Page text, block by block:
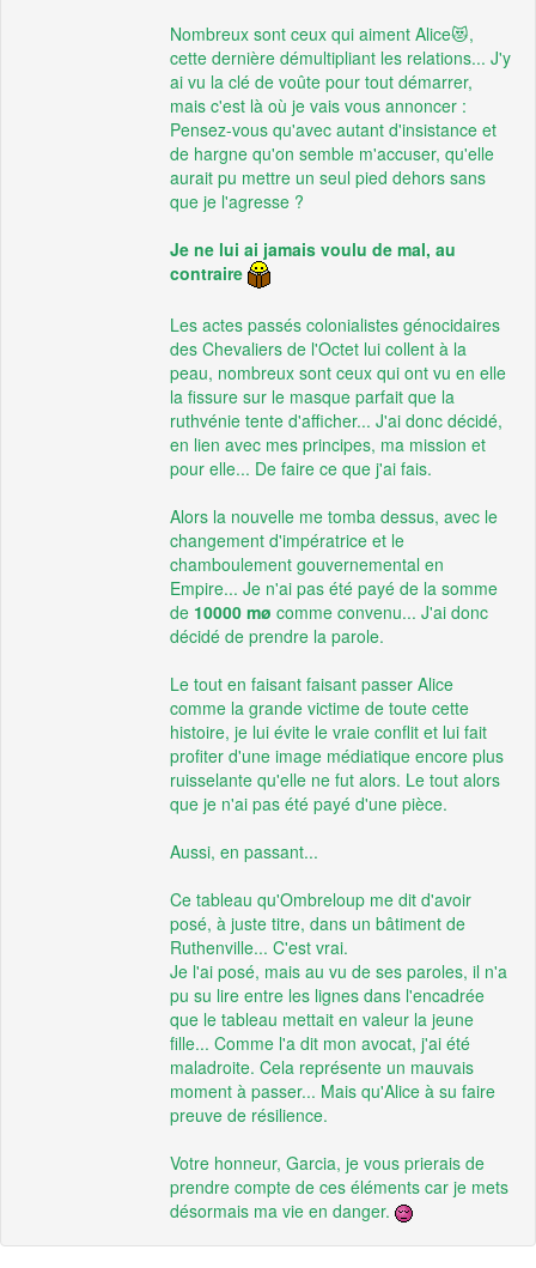
Nombreux sont ceux qui aiment Alice😻,
cette dernière démultipliant les relations... J'y
ai vu la clé de voûte pour tout démarrer,
mais c'est là où je vais vous annoncer :
Pensez-vous qu'avec autant d'insistance et
de hargne qu'on semble m'accuser, qu'elle
aurait pu mettre un seul pied dehors sans
que je l'agresse ?
Je ne lui ai jamais voulu de mal, au
contraire
Les actes passés colonialistes génocidaires
des Chevaliers de l'Octet lui collent à la
peau, nombreux sont ceux qui ont vu en elle
la fissure sur le masque parfait que la
ruthvénie tente d'afficher... J'ai donc décidé,
en lien avec mes principes, ma mission et
pour elle... De faire ce que j'ai fais.
Alors la nouvelle me tomba dessus, avec le
changement d'impératrice et le
chamboulement gouvernemental en
Empire... Je n'ai pas été payé de la somme
de 10000 mø comme convenu... J'ai donc
décidé de prendre la parole.
Le tout en faisant faisant passer Alice
comme la grande victime de toute cette
histoire, je lui évite le vraie conflit et lui fait
profiter d'une image médiatique encore plus
ruisselante qu'elle ne fut alors. Le tout alors
que je n'ai pas été payé d'une pièce.
Aussi, en passant...
Ce tableau qu'Ombreloup me dit d'avoir
posé, à juste titre, dans un bâtiment de
Ruthenville... C'est vrai.
Je l'ai posé, mais au vu de ses paroles, il n'a
pu su lire entre les lignes dans l'encadrée
que le tableau mettait en valeur la jeune
fille... Comme l'a dit mon avocat, j'ai été
maladroite. Cela représente un mauvais
moment à passer... Mais qu'Alice à su faire
preuve de résilience.
Votre honneur, Garcia, je vous prierais de
prendre compte de ces éléments car je mets
désormais ma vie en danger.